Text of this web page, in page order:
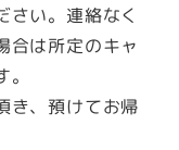
さい。連絡なく
合は所定のキャ
き、預けてお帰